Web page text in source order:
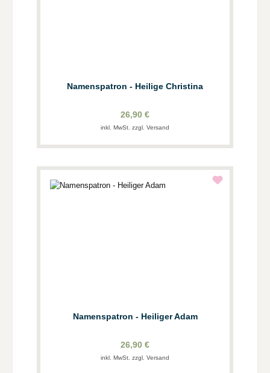
Namenspatron - Heilige Christina
26,90 €
inkl. MwSt. zzgl. Versand
Namenspatron - Heiliger Adam
26,90 €
inkl. MwSt. zzgl. Versand